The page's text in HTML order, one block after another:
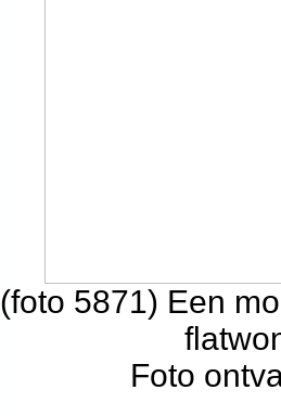
(foto 5871) Een
Foto